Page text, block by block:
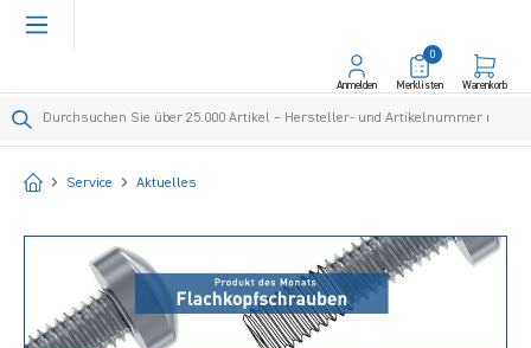
springen
Anmelden Merklisten
0
Warenkorb
Startseite
Service Aktuelles